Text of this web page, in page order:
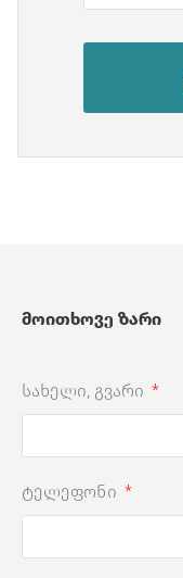
მოითხოვე ზარი
სახელი, გვარი
ტელეფონი